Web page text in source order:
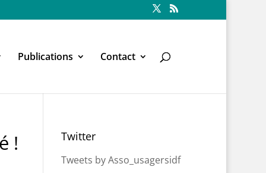
Publications Contact
! Twitter
Tweets by Asso_usagersidf